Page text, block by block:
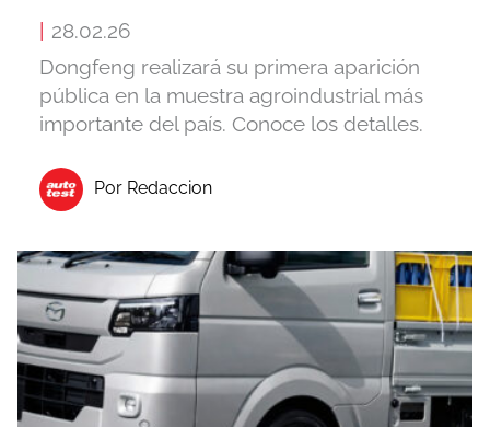
28.02.26
Dongfeng realizará su primera aparición
pública en la muestra agroindustrial más
importante del país. Conoce los detalles.
Por Redaccion